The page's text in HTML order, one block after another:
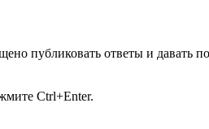
публиковать ответы и давать
Ctrl+Enter.